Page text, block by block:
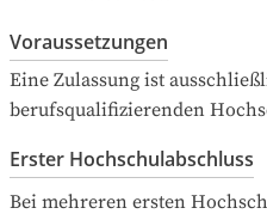
Voraussetzungen
Eine Zulassung ist
berufsqualifizierenden
Erster Hochschulabschluss
Bei mehreren ersten